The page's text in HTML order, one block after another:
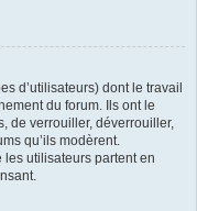
d’utilisateurs) dont le travail
du forum. Ils ont le
de verrouiller, déverrouiller,
qu’ils modèrent.
utilisateurs partent en